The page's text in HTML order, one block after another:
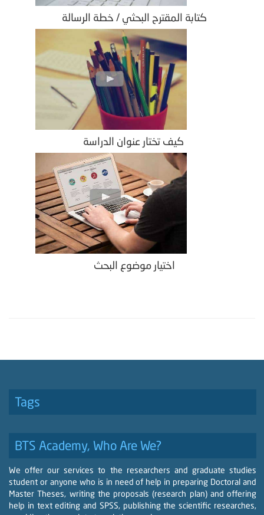
كتابة المقترح البحثي / خطة الرسالة
كيف تختار عنوان الدراسة
اختيار موضوع البحث
Tags
BTS Academy, Who Are We?
We offer our services to the researchers and graduate studies
student or anyone who is in need of help in preparing Doctoral and
Master Theses, writing the proposals (research plan) and offering
help in text editing and SPSS, publishing the scientific researches,